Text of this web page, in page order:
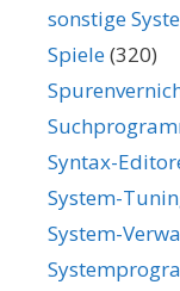
sonstige
Spiele(320)
Syntax-
System-
System-